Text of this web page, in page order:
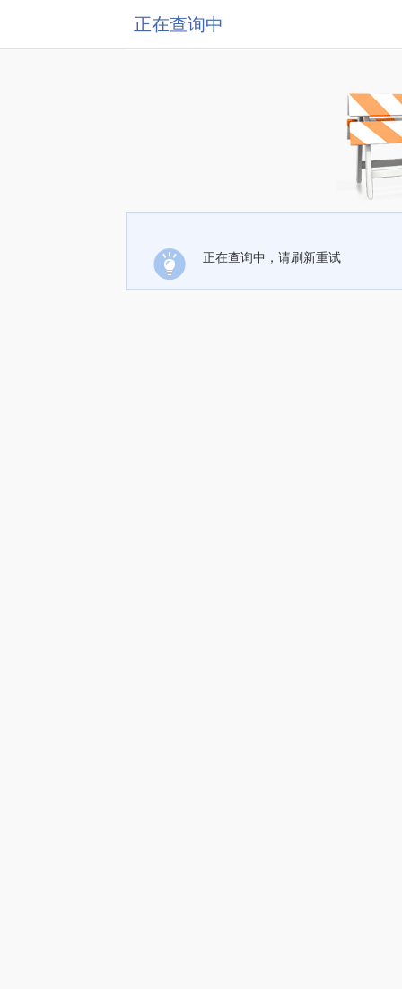
正在查询中
正在查询中，请刷新重试